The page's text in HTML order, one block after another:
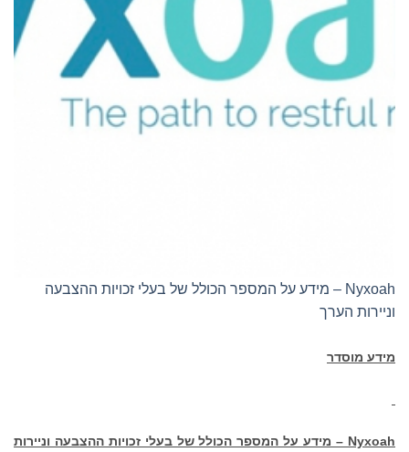
Nyxoah – מידע על המספר הכולל של בעלי זכויות ההצבעה
וניירות הערך
מידע מוסדר
Nyxoah – מידע על המספר הכולל של בעלי זכויות ההצבעה וניירות